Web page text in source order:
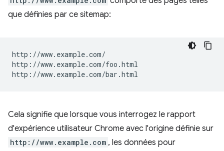
que définies par ce sitemap:
http://www.example.com/
http://www.example.com/foo.html
Cela signifie que lorsque vous interrogez le rapport
d'expérience utilisateur Chrome avec l'origine définie sur
http://www.example.com , les données pour